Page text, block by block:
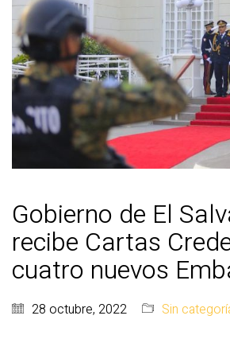
Gobierno de El
recibe Cartas
cuatro nuevos
28 octubre, 2022 Sin